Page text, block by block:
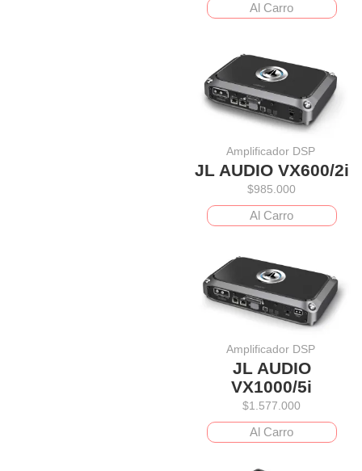
Al Carro
Amplificador DSP
JL AUDIO VX600/2i
$985.000
Al Carro
Amplificador DSP
JL AUDIO
VX1000/5i
$1.577.000
Al Carro